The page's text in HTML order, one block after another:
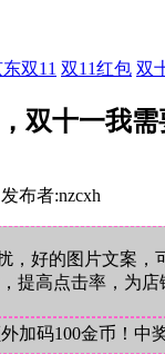
双11 双11红包 双
双十一我需
布者:nzcxh
，好的图片文案，
提高点击率，为
加码100金币！中